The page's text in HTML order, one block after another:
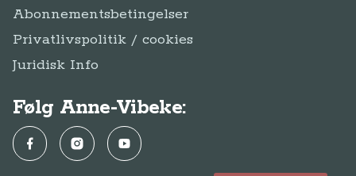
Abonnementsbetingelser
Privatlivspolitik / cookies
Juridisk Info
Følg Anne-Vibeke:
FacebookInstagramYouTube